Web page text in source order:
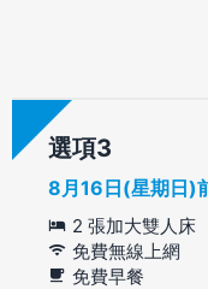
選項
8月16日(星期日)
2 張加大雙人床
免費無線上網
免費早餐